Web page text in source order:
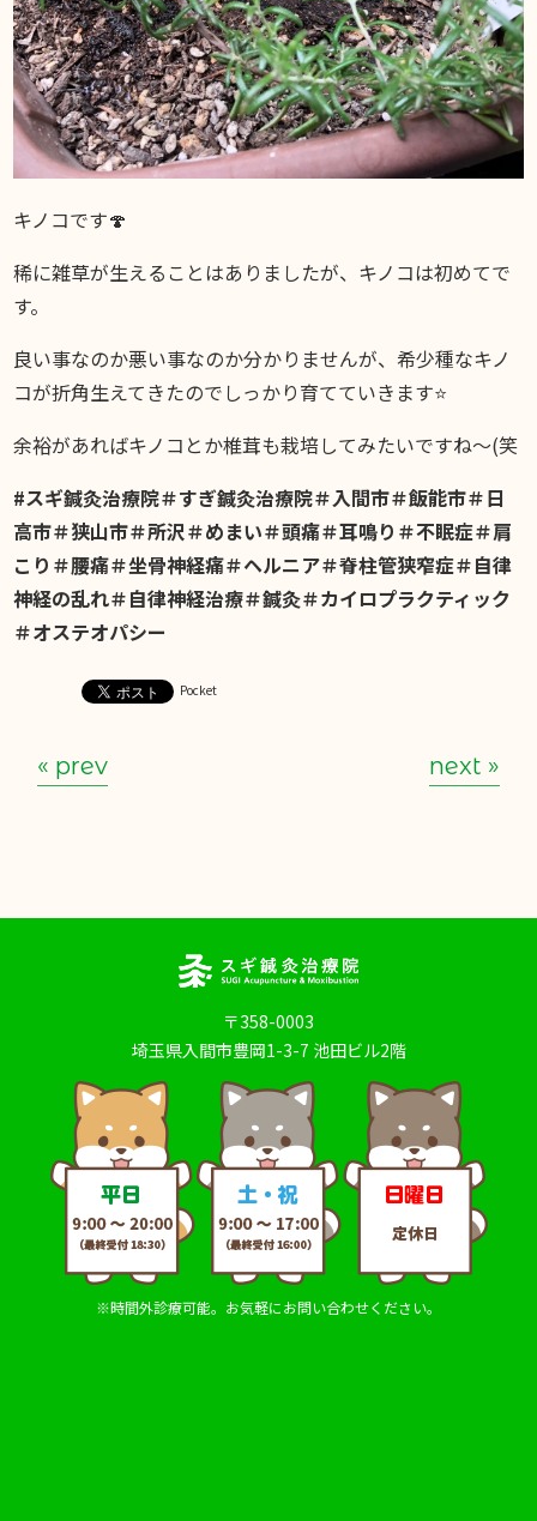
キノコです🍄
稀に雑草が生えることはありましたが、キノコは初めてで
す。
良い事なのか悪い事なのか分かりませんが、希少種なキノ
コが折角生えてきたのでしっかり育てていきます⭐️
余裕があればキノコとか椎茸も栽培してみたいですね〜(笑
#スギ鍼灸治療院＃すぎ鍼灸治療院＃入間市＃飯能市＃日
高市＃狭山市＃所沢＃めまい＃頭痛＃耳鳴り＃不眠症＃肩
こり＃腰痛＃坐骨神経痛＃ヘルニア＃脊柱管狭窄症＃自律
神経の乱れ＃自律神経治療＃鍼灸＃カイロプラクティック
＃オステオパシー
Pocket
« prev next »
〒358-0003
埼玉県入間市豊岡1-3-7 池田ビル2階
※時間外診療可能。お気軽にお問い合わせください。